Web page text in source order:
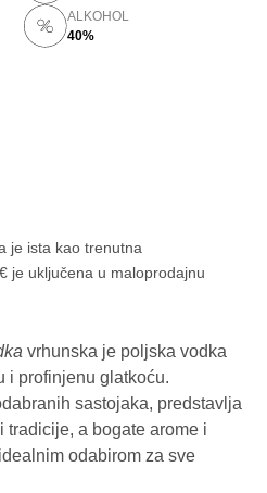
ALKOHOL
40%
je ista kao trenutna
je uključena u maloprodajnu
vrhunska je poljska vodka
i profinjenu glatkoću.
sastojaka, predstavlja
a bogate arome i
odabirom za sve